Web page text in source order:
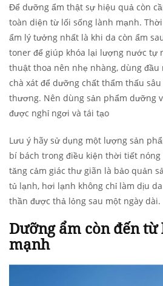
Để dưỡng ẩm thật sự hiệu quả còn
toàn diện từ lối sống lành mạnh.
ẩm lý tưởng nhất là khi da còn ẩm
toner để giúp khóa lại lượng nước tự
thuật thoa nên nhẹ nhàng, dùng đầu
chà xát để dưỡng chất thẩm thấu
thương. Nên dùng sản phẩm dưỡng
được nghỉ ngơi và tái tạo
Lưu ý hãy sử dụng một lượng sản
bí bách trong điều kiện thời tiết
tăng cảm giác thư giãn là bảo quản
tủ lạnh, hơi lạnh không chỉ làm dịu
thần được thả lỏng sau một ngày dài.
Dưỡng ẩm còn đến
mạnh